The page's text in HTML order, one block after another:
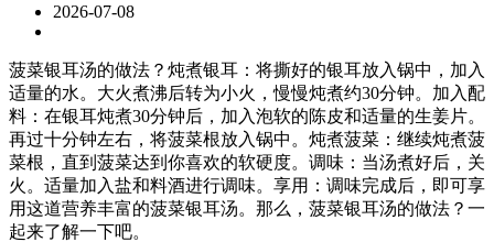
2026-07-08
菠菜银耳汤的做法？炖煮银耳：将撕好的银耳放入锅中，加入
适量的水。大火煮沸后转为小火，慢慢炖煮约30分钟。加入配
料：在银耳炖煮30分钟后，加入泡软的陈皮和适量的生姜片。
再过十分钟左右，将菠菜根放入锅中。炖煮菠菜：继续炖煮菠
菜根，直到菠菜达到你喜欢的软硬度。调味：当汤煮好后，关
火。适量加入盐和料酒进行调味。享用：调味完成后，即可享
用这道营养丰富的菠菜银耳汤。那么，菠菜银耳汤的做法？一
起来了解一下吧。